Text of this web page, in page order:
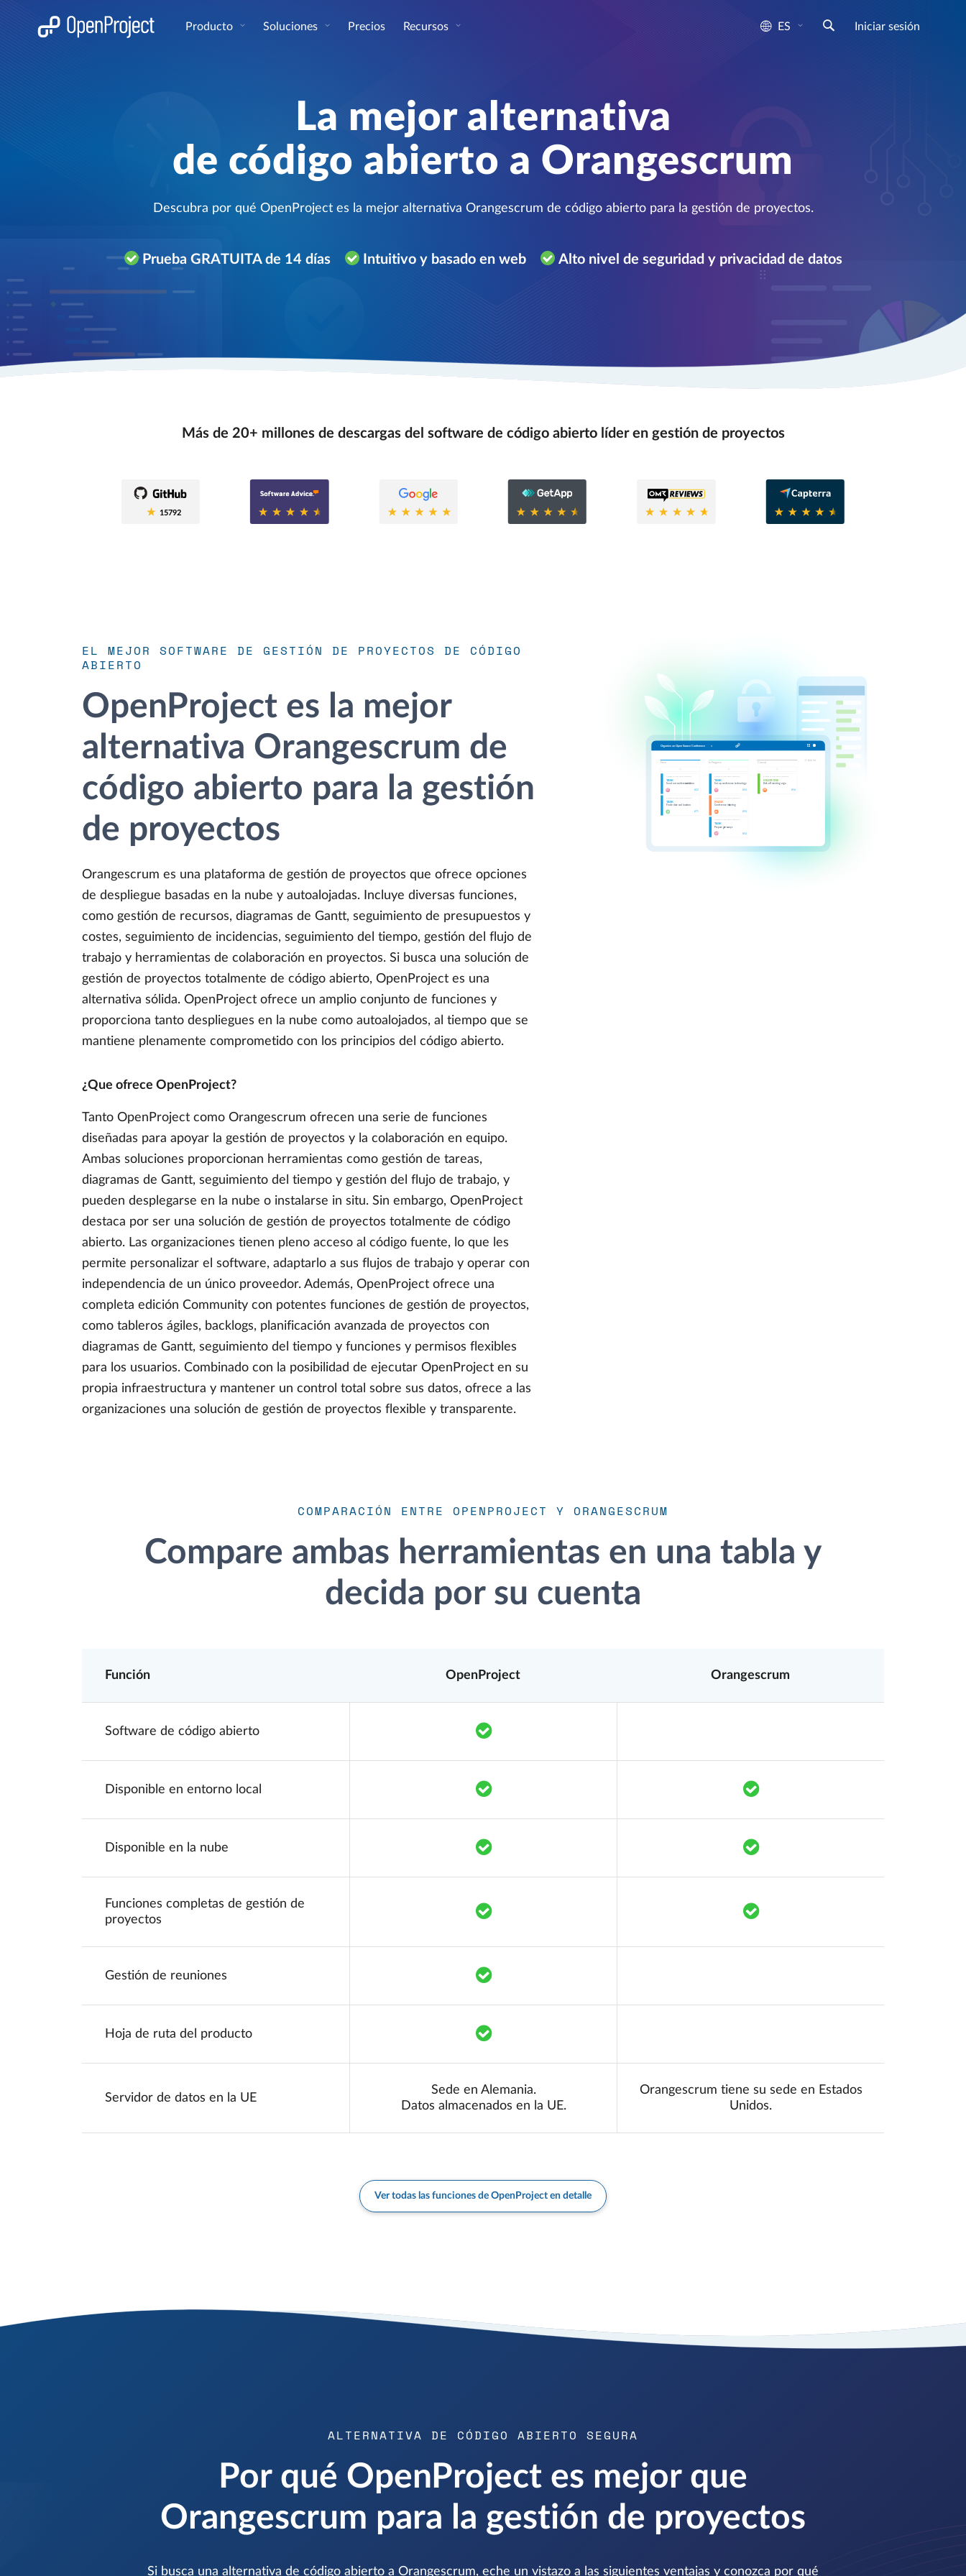
Producto Soluciones Precios Recursos ES Iniciar sesión
La mejor alternativa
de código abierto a Orangescrum
Descubra por qué OpenProject es la mejor alternativa Orangescrum de código abierto para la gestión de proyectos.
Prueba GRATUITA de 14 días Intuitivo y basado en web Alto nivel de seguridad y privacidad de datos
Más de 20+ millones de descargas del software de código abierto líder en gestión de proyectos
15792
EL MEJOR SOFTWARE DE GESTIÓN DE PROYECTOS DE CÓDIGO
ABIERTO
OpenProject es la mejor
alternativa Orangescrum de
código abierto para la gestión
de proyectos
Orangescrum es una plataforma de gestión de proyectos que ofrece opciones
de despliegue basadas en la nube y autoalojadas. Incluye diversas funciones,
como gestión de recursos, diagramas de Gantt, seguimiento de presupuestos y
costes, seguimiento de incidencias, seguimiento del tiempo, gestión del flujo de
trabajo y herramientas de colaboración en proyectos. Si busca una solución de
gestión de proyectos totalmente de código abierto, OpenProject es una
alternativa sólida. OpenProject ofrece un amplio conjunto de funciones y
proporciona tanto despliegues en la nube como autoalojados, al tiempo que se
mantiene plenamente comprometido con los principios del código abierto.
¿Que ofrece OpenProject?
Tanto OpenProject como Orangescrum ofrecen una serie de funciones
diseñadas para apoyar la gestión de proyectos y la colaboración en equipo.
Ambas soluciones proporcionan herramientas como gestión de tareas,
diagramas de Gantt, seguimiento del tiempo y gestión del flujo de trabajo, y
pueden desplegarse en la nube o instalarse in situ. Sin embargo, OpenProject
destaca por ser una solución de gestión de proyectos totalmente de código
abierto. Las organizaciones tienen pleno acceso al código fuente, lo que les
permite personalizar el software, adaptarlo a sus flujos de trabajo y operar con
independencia de un único proveedor. Además, OpenProject ofrece una
completa edición Community con potentes funciones de gestión de proyectos,
como tableros ágiles, backlogs, planificación avanzada de proyectos con
diagramas de Gantt, seguimiento del tiempo y funciones y permisos flexibles
para los usuarios. Combinado con la posibilidad de ejecutar OpenProject en su
propia infraestructura y mantener un control total sobre sus datos, ofrece a las
organizaciones una solución de gestión de proyectos flexible y transparente.
COMPARACIÓN ENTRE OPENPROJECT Y ORANGESCRUM
Compare ambas herramientas en una tabla y
decida por su cuenta
Función OpenProject Orangescrum
Software de código abierto
Disponible en entorno local Translation missing: es.components.accessibility.yes
Disponible en la nube Translation missing: es.components.accessibility.yes
Funciones completas de gestión de
proyectos
Translation missing: es.components.accessibility.yes
Gestión de reuniones
Hoja de ruta del producto
Servidor de datos en la UE
Sede en Alemania.
Datos almacenados en la UE.
Orangescrum tiene su sede en Estados
Unidos.
Ver todas las funciones de OpenProject en detalle
ALTERNATIVA DE CÓDIGO ABIERTO SEGURA
Por qué OpenProject es mejor que
Orangescrum para la gestión de proyectos
Si busca una alternativa de código abierto a Orangescrum, eche un vistazo a las siguientes ventajas y conozca por qué
Abrir vínculo en un nuevo panel